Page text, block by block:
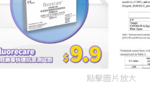
點擊圖片放大